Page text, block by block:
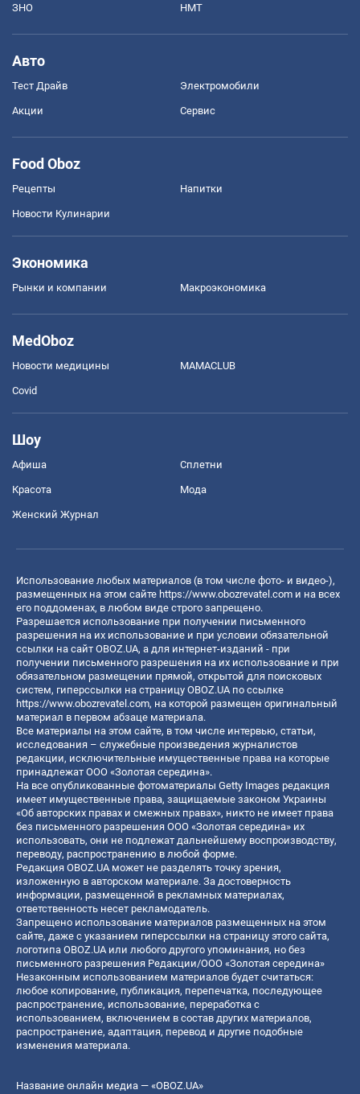
ЗНО НМТ
Авто
Тест Драйв Электромобили
Акции Сервис
Food Oboz
Рецепты Напитки
Новости Кулинарии
Экономика
Рынки и компании Mакроэкономика
MedOboz
Новости медицины MAMACLUB
Covid
Шоу
Афиша Сплетни
Красота Мода
Женский Журнал
Использование любых материалов (в том числе фото- и видео-),
размещенных на этом сайте https://www.obozrevatel.com и на всех
его поддоменах, в любом виде строго запрещено.
Разрешается использование при получении письменного
разрешения на их использование и при условии обязательной
ссылки на сайт OBOZ.UA, а для интернет-изданий - при
получении письменного разрешения на их использование и при
обязательном размещении прямой, открытой для поисковых
систем, гиперссылки на страницу OBOZ.UA по ссылке
https://www.obozrevatel.com, на которой размещен оригинальный
материал в первом абзаце материала.
Все материалы на этом сайте, в том числе интервью, статьи,
исследования – служебные произведения журналистов
редакции, исключительные имущественные права на которые
принадлежат ООО «Золотая середина».
На все опубликованные фотоматериалы Getty Images редакция
имеет имущественные права, защищаемые законом Украины
«Об авторских правах и смежных правах», никто не имеет права
без письменного разрешения ООО «Золотая середина» их
использовать, они не подлежат дальнейшему воспроизводству,
переводу, распространению в любой форме.
Редакция OBOZ.UA может не разделять точку зрения,
изложенную в авторском материале. За достоверность
информации, размещенной в рекламных материалах,
ответственность несет рекламодатель.
Запрещено использование материалов размещенных на этом
сайте, даже с указанием гиперссылки на страницу этого сайта,
логотипа OBOZ.UA или любого другого упоминания, но без
письменного разрешения Редакции/ООО «Золотая середина»
Незаконным использованием материалов будет считаться:
любое копирование, публикация, перепечатка, последующее
распространение, использование, переработка с
использованием, включением в состав других материалов,
распространение, адаптация, перевод и другие подобные
изменения материала.
Название онлайн медиа — «OBOZ.UA»